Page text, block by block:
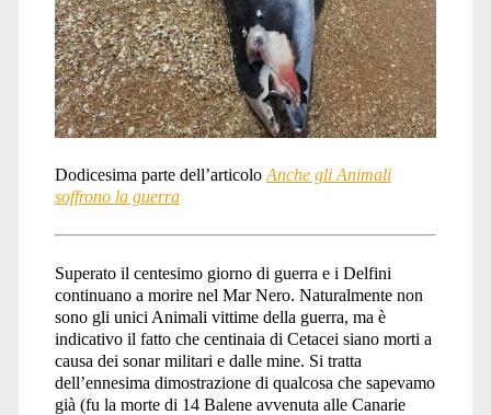
Dodicesima parte dell’articolo Anche gli Animali
soffrono la guerra
Superato il centesimo giorno di guerra e i Delfini
continuano a morire nel Mar Nero. Naturalmente non
sono gli unici Animali vittime della guerra, ma è
indicativo il fatto che centinaia di Cetacei siano morti a
causa dei sonar militari e dalle mine. Si tratta
dell’ennesima dimostrazione di qualcosa che sapevamo
già (fu la morte di 14 Balene avvenuta alle Canarie